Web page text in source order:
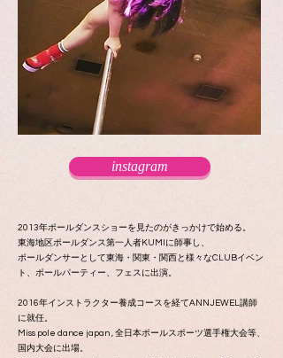
instagram
2013年ポールダンスショーを見たのがきっかけで始める。
東海地区ポールダンス第一人者KUMIに師事し、
ポールダンサーとして東海・関東・関西と様々なCLUBイベン
ト、ポールパーティー、フェスに出演。
2016年インストラクター養成コースを経てANNJEWEL講師
に就任。
Miss pole dance japan , 全日本ポールスポーツ選手権大会等、
国内大会に出場。